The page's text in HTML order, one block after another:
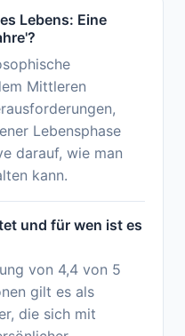
Lebens: Eine
Mittleren
Lebensphase
darauf, wie man
kann.
und für wen ist es
von 4,4 von 5
gilt es als
die sich mit